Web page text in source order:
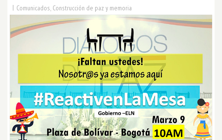
| Comunicados, Construcción de paz y memoria